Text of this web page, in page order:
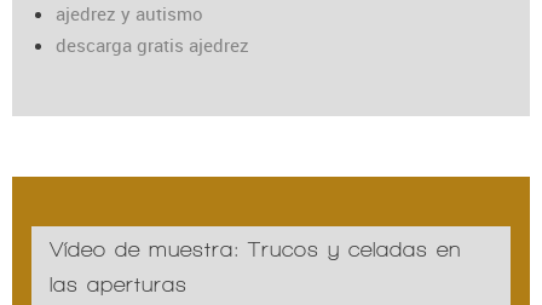
ajedrez y autismo
descarga gratis ajedrez
Vídeo de muestra: Trucos y celadas en
las aperturas